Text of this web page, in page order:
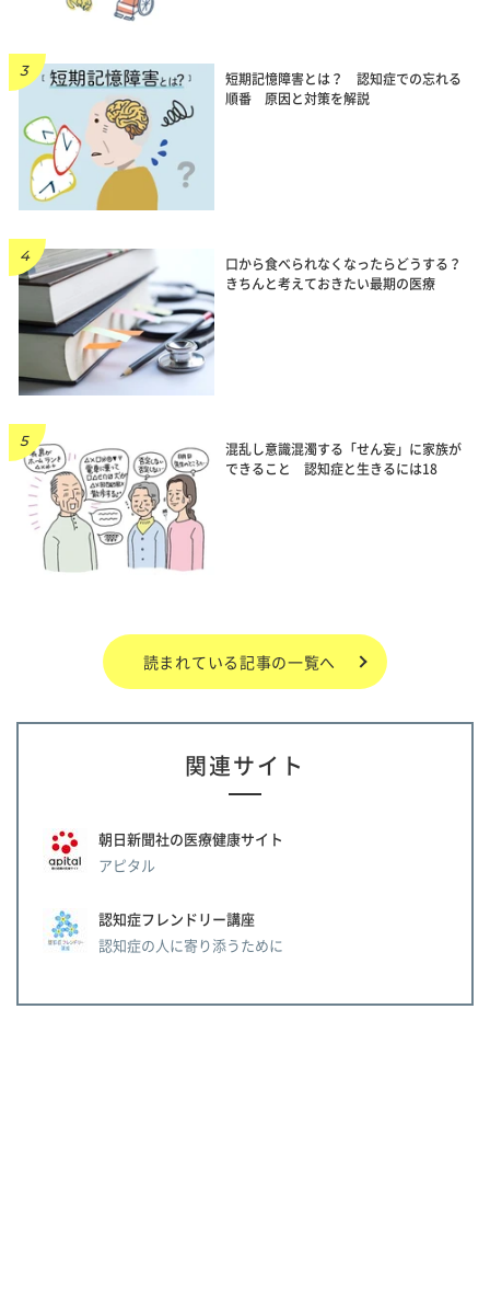
短期記憶障害とは？ 認知症での忘れる
順番 原因と対策を解説
口から食べられなくなったらどうする？
きちんと考えておきたい最期の医療
混乱し意識混濁する「せん妄」に家族が
できること 認知症と生きるには18
読まれている記事の一覧へ
関連サイト
朝日新聞社の医療健康サイト
アピタル
認知症フレンドリー講座
認知症の人に寄り添うために